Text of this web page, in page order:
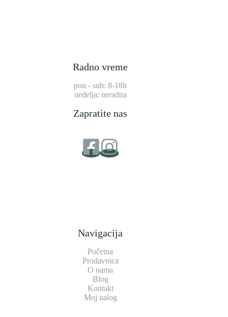
Radno vreme
pon - sub: 8-18h
nedelja: neradna
Zapratite nas
Navigacija
Početna
Prodavnica
O nama
Blog
Kontakt
Moj nalog